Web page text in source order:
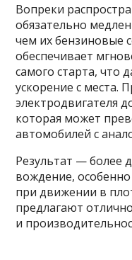
Вопреки
обязательно
чем их бензиновые
обеспечивает
самого старта, что
ускорение с места.
электродвигателя
которая может
автомобилей с
Результат — более
вождение, особенно
при движении в
предлагают
и